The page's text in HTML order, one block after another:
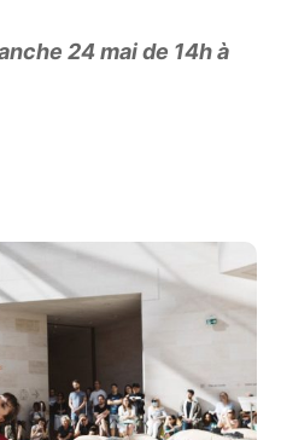
24 mai de 14h à